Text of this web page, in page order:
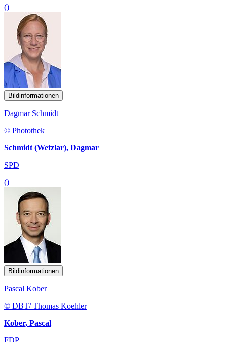
()
Bildinformationen
Dagmar Schmidt
© Photothek
Schmidt (Wetzlar), Dagmar
SPD
()
Bildinformationen
Pascal Kober
© DBT/ Thomas Koehler
Kober, Pascal
FDP